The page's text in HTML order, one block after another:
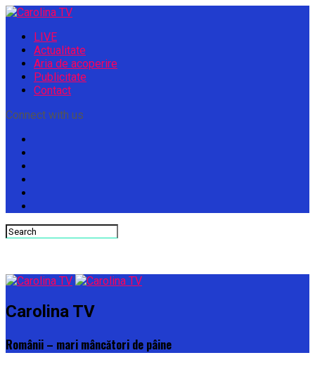
LIVE
Actualitate
Aria de acoperire
Publicitate
Contact
Connect with us
Carolina TV
Românii – mari mâncători de pâine